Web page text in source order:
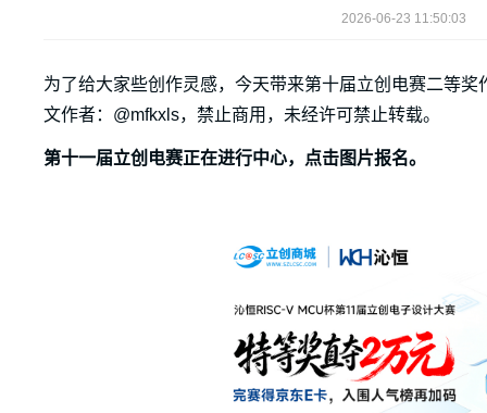
2026-06-23 11:50:03
为了给大家些创作灵感，今天带来第十届立创电赛二等奖
文作者：@mfkxls，禁止商用，未经许可禁止转载。
第十一届立创电赛正在进行中心，点击图片报名。